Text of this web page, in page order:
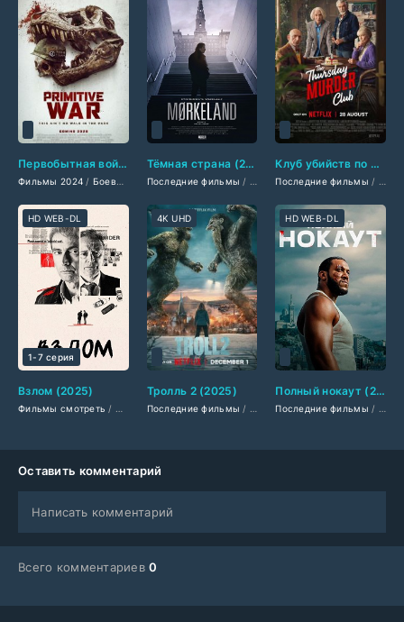
Первобытная война (2025)
Фильмы 2024 / Боевики 2024 /Военные фильмы 2024/Ужасы 2024/
Тёмная страна (2025)
Последние фильмы / Фильмы 2025/Драмы 2025
Клуб убийств по четвергам (2025)
Последние фильмы /
Взлом (2025)
Фильмы смотреть / Сериалы 2025/Новинки сериалов 2025/Сериалы осени
HD WEB-DL
1-7 серия
Тролль 2 (2025)
Последние фильмы / Фильмы смотреть/Крутые
4K UHD
Полный нокаут (2025)
Последние фильмы /
HD WEB-DL
Оставить комментарий
Написать комментарий
Всего комментариев0